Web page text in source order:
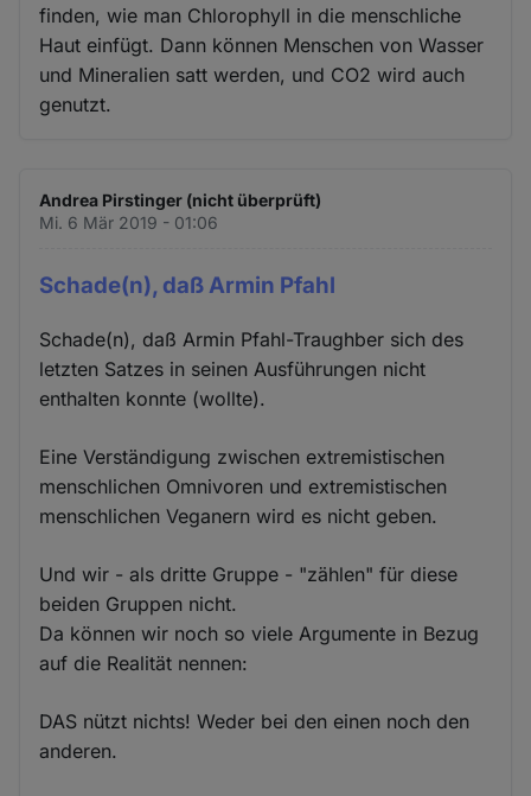
finden, wie man Chlorophyll in die menschliche
Haut einfügt. Dann können Menschen von Wasser
und Mineralien satt werden, und CO2 wird auch
genutzt.
Andrea Pirstinger (nicht überprüft)
Mi. 6 Mär 2019 - 01:06
Schade(n), daß Armin Pfahl
Schade(n), daß Armin Pfahl-Traughber sich des
letzten Satzes in seinen Ausführungen nicht
enthalten konnte (wollte).
Eine Verständigung zwischen extremistischen
menschlichen Omnivoren und extremistischen
menschlichen Veganern wird es nicht geben.
Und wir - als dritte Gruppe - "zählen" für diese
beiden Gruppen nicht.
Da können wir noch so viele Argumente in Bezug
auf die Realität nennen:
DAS nützt nichts! Weder bei den einen noch den
anderen.